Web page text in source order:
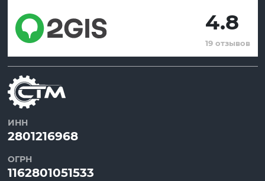
4.8
19 отзывов
ИНН
2801216968
ОГРН
1162801051533